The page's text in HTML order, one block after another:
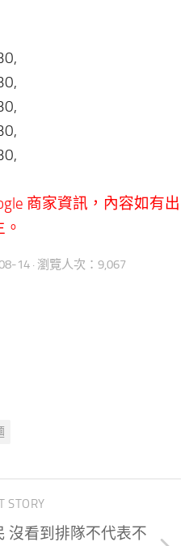
商家資訊，內容如有出
14 · 瀏覽人次：9,067
STORY
沒看到排隊不代表不